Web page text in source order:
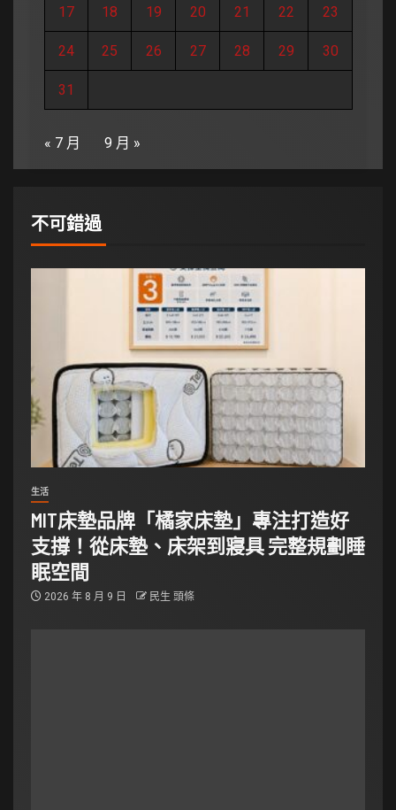
17 18 19 20 21 22 23
24 25 26 27 28 29 30
31
« 7 月 9 月 »
不可錯過
生活
MIT床墊品牌「橘家床墊」專注打造好
支撐！從床墊、床架到寢具 完整規劃睡
眠空間
2026 年 8 月 9 日 民生 頭條